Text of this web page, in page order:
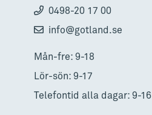
0498-20 17 00
info@gotland.se
Mån-fre: 9-18
Lör-sön: 9-17
Telefontid alla dagar: 9-16